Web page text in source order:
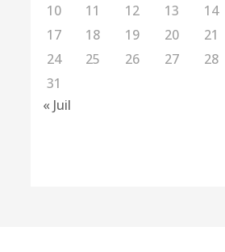
10
11 12 13 14
17
18 19 20 21
24
25 26 27 28
31
« Juil